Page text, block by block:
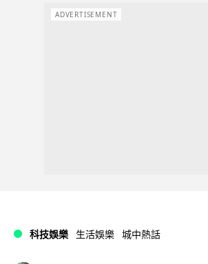
ADVERTISEMENT
科技娛樂 生活娛樂 城中熱話